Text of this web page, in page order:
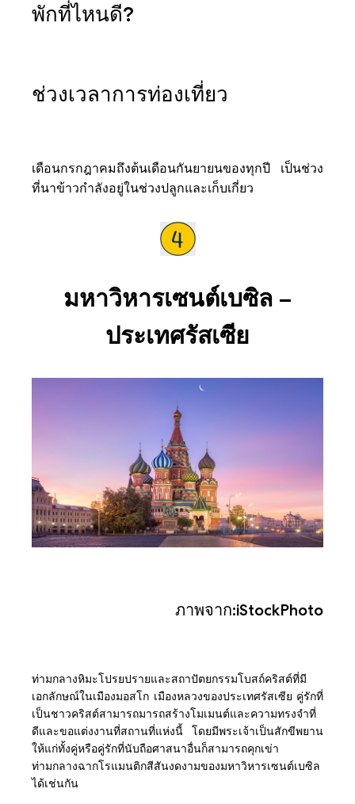
พักที่ไหนดี?
ช่วงเวลาการท่องเที่ยว
เดือนกรกฎาคมถึงต้นเดือนกันยายนของทุกปี เป็นช่วง
ที่นาข้าวกำลังอยู่ในช่วงปลูกและเก็บเกี่ยว
มหาวิหารเซนต์เบซิล –
ประเทศรัสเซีย
ภาพจาก:iStockPhoto
ท่ามกลางหิมะโปรยปรายและสถาปัตยกรรมโบสถ์คริสต์ที่มี
เอกลักษณ์ในเมืองมอสโก เมืองหลวงของประเทศรัสเซีย คู่รักที่
เป็นชาวคริสต์สามารถมารถสร้างโมเมนต์และความทรงจำที่
ดีและขอแต่งงานที่สถานที่แห่งนี้ โดยมีพระเจ้าเป็นสักขีพยาน
ให้แก่ทั้งคู่หรือคู่รักที่นับถือศาสนาอื่นก็สามารถคุกเข่า
ท่ามกลางฉากโรแมนติกสีสันงดงามของมหาวิหารเซนต์เบซิล
ได้เช่นกัน